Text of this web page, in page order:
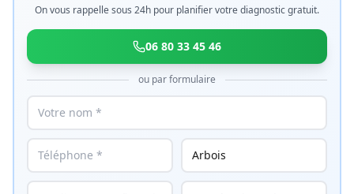
On vous rappelle sous 24h pour planifier votre diagnostic gratuit.
06 80 33 45 46
ou par formulaire